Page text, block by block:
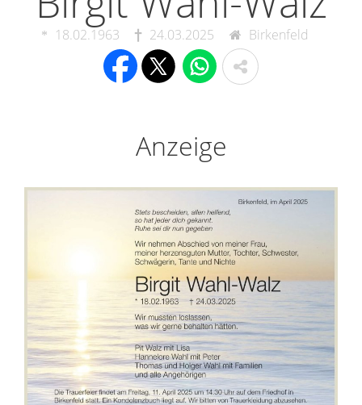
18.02.1963 24.03.2025 Birkenfeld
Anzeige